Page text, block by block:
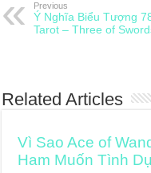
Previous
Ý Nghĩa Biểu Tượng
Tarot – Three of
Related Articles
Vì Sao Ace of
Ham Muốn Tình